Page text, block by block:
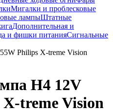
Мигалки и проблесковые
лампыШтатные
Дополнительная и
и фишки питанияCигнальные
Philips X-treme Vision
H4 12V
treme Vision